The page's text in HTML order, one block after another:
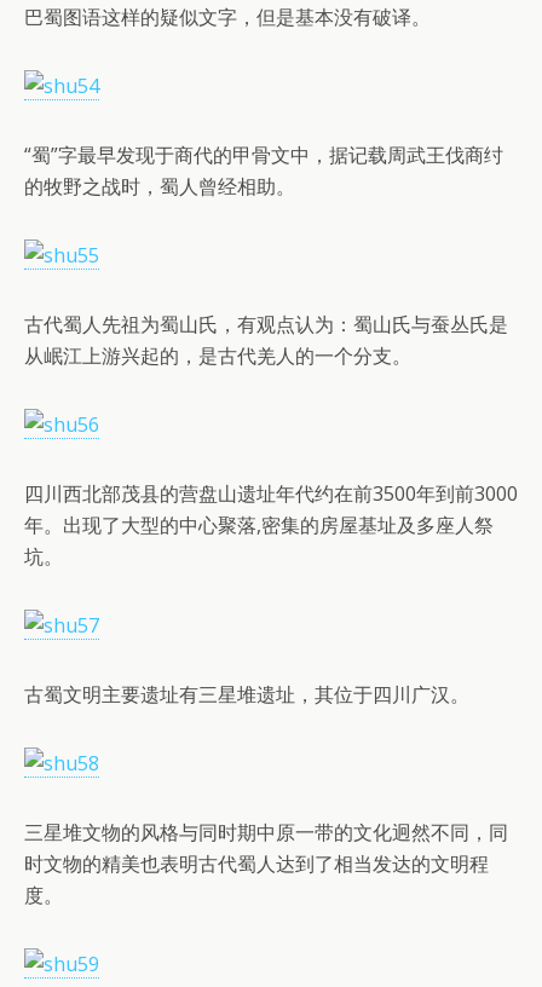
巴蜀图语这样的疑似文字，但是基本没有破译。
“蜀”字最早发现于商代的甲骨文中，据记载周武王伐商纣
的牧野之战时，蜀人曾经相助。
古代蜀人先祖为蜀山氏，有观点认为：蜀山氏与蚕丛氏是
从岷江上游兴起的，是古代羌人的一个分支。
四川西北部茂县的营盘山遗址年代约在前3500年到前3000
年。出现了大型的中心聚落,密集的房屋基址及多座人祭
坑。
古蜀文明主要遗址有三星堆遗址，其位于四川广汉。
三星堆文物的风格与同时期中原一带的文化迥然不同，同
时文物的精美也表明古代蜀人达到了相当发达的文明程
度。